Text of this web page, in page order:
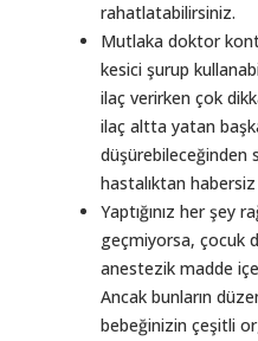
rahatlatabilirsiniz.
Mutlaka doktor
kesici şurup
ilaç verirken çok
ilaç altta yatan
düşürebileceğinden
hastalıktan habersiz
Yaptığınız her şey
geçmiyorsa, çocuk
anestezik madde
Ancak bunların
bebeğinizin çeşitli